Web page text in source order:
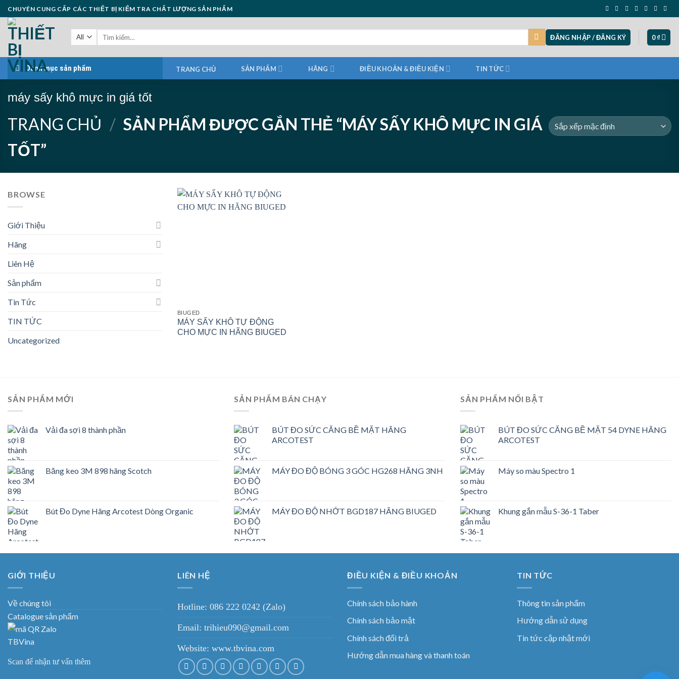
Skip
to
content
CHUYÊN CUNG CẤP CÁC THIẾT BỊ KIỂM TRA CHẤT LƯỢNG SẢN PHẨM
ĐĂNG NHẬP / ĐĂNG KÝ 0₫
Danh mục sản phẩm TRANG CHỦ SẢN PHẨM HÃNG ĐIỀU KHOẢN & ĐIỀU KIỆN TIN TỨC
máy sấy khô mực in giá tốt
TRANG CHỦ / SẢN PHẨM ĐƯỢC GẮN THẺ “MÁY SẤY KHÔ MỰC IN GIÁ
TỐT”
BROWSE
Giới Thiệu
Hãng
Liên Hệ
Sản phẩm
Tin Tức
TIN TỨC
Uncategorized
BIUGED
MÁY SẤY KHÔ TỰ ĐỘNG
CHO MỰC IN HÃNG BIUGED
SẢN PHẨM MỚI
Vải đa sợi 8 thành phần
Băng keo 3M 898 hãng Scotch
Bút Đo Dyne Hãng Arcotest Dòng Organic
SẢN PHẨM BÁN CHẠY
BÚT ĐO SỨC CĂNG BỀ MẶT HÃNG
ARCOTEST
MÁY ĐO ĐỘ BÓNG 3 GÓC HG268 HÃNG 3NH
MÁY ĐO ĐỘ NHỚT BGD187 HÃNG BIUGED
SẢN PHẨM NỔI BẬT
BÚT ĐO SỨC CĂNG BỀ MẶT 54 DYNE HÃNG
ARCOTEST
Máy so màu Spectro 1
Khung gắn mẫu S-36-1 Taber
GIỚI THIỆU
Về chúng tôi
Catalogue sản phẩm
Scan để nhận tư vấn thêm
LIÊN HỆ
Hotline: 086 222 0242 (Zalo)
Email: trihieu090@gmail.com
Website: www.tbvina.com
ĐIỀU KIỆN & ĐIỀU KHOẢN
Chính sách bảo hành
Chính sách bảo mật
Chính sách đổi trả
Hướng dẫn mua hàng và thanh toán
TIN TỨC
Thông tin sản phẩm
Hướng dẫn sử dụng
Tin tức cập nhật mới